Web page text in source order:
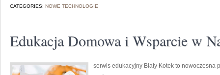
CATEGORIES: NOWE TECHNOLOGIE
Edukacja Domowa i Wsparcie w
serwis edukacyjny Biały Kotek to nowoczesna